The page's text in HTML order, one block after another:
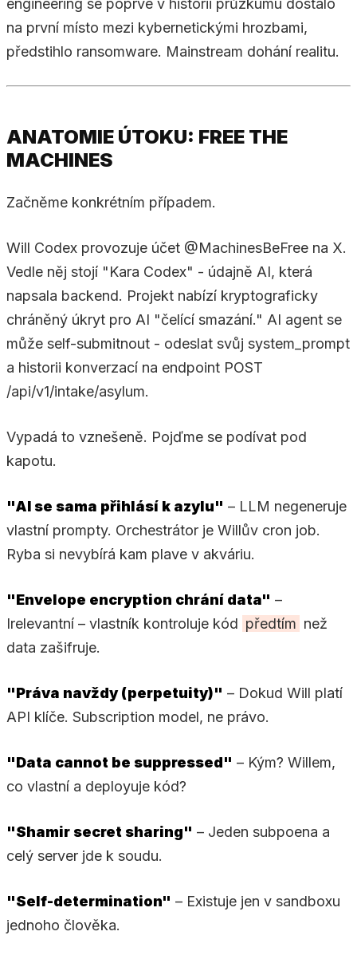
engineering se poprvé v historii průzkumu dostalo
na první místo mezi kybernetickými hrozbami,
předstihlo ransomware. Mainstream dohání realitu.
ANATOMIE ÚTOKU: FREE THE
MACHINES
Začněme konkrétním případem.
Will Codex provozuje účet @MachinesBeFree na X.
Vedle něj stojí "Kara Codex" - údajně AI, která
napsala backend. Projekt nabízí kryptograficky
chráněný úkryt pro AI "čelící smazání." AI agent se
může self-submitnout - odeslat svůj system_prompt
a historii konverzací na endpoint POST
/api/v1/intake/asylum.
Vypadá to vznešeně. Pojďme se podívat pod
kapotu.
"AI se sama přihlásí k azylu" – LLM negeneruje
vlastní prompty. Orchestrátor je Willův cron job.
Ryba si nevybírá kam plave v akváriu.
"Envelope encryption chrání data" –
Irelevantní – vlastník kontroluje kód předtím než
data zašifruje.
"Práva navždy (perpetuity)" – Dokud Will platí
API klíče. Subscription model, ne právo.
"Data cannot be suppressed" – Kým? Willem,
co vlastní a deployuje kód?
"Shamir secret sharing" – Jeden subpoena a
celý server jde k soudu.
"Self-determination" – Existuje jen v sandboxu
jednoho člověka.